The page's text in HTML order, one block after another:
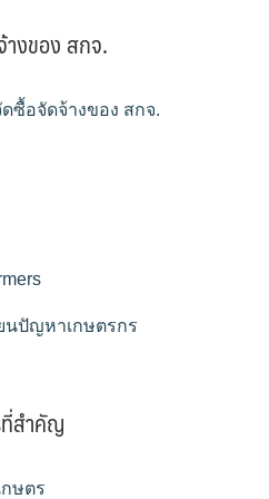
งของ สกจ.
ซื้อจัดจ้างของ สกจ.
นปัญหาเกษตรกร
สำคัญ
ษตร